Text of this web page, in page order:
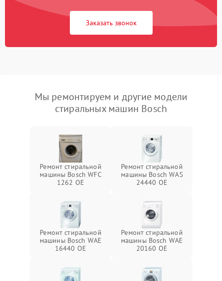
Заказать звонок
Мы ремонтируем и другие модели
стиральных машин Bosch
Ремонт стиральной
машины Bosch WFC
1262 OE
Ремонт стиральной
машины Bosch WAS
24440 OE
Ремонт стиральной
машины Bosch WAE
16440 OE
Ремонт стиральной
машины Bosch WAE
20160 OE